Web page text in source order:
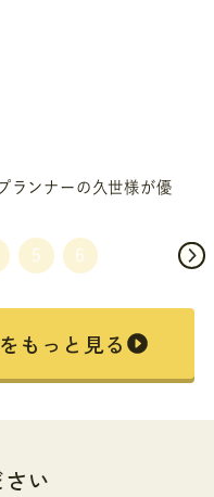
ランナーの久世様が優
もっと見る
い